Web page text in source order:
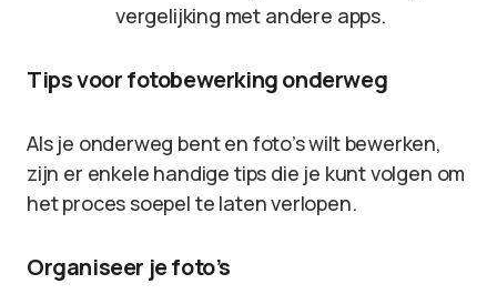
vergelijking met andere apps.
Tips voor fotobewerking onderweg
Als je onderweg bent en foto’s wilt bewerken,
zijn er enkele handige tips die je kunt volgen om
het proces soepel te laten verlopen.
Organiseer je foto’s